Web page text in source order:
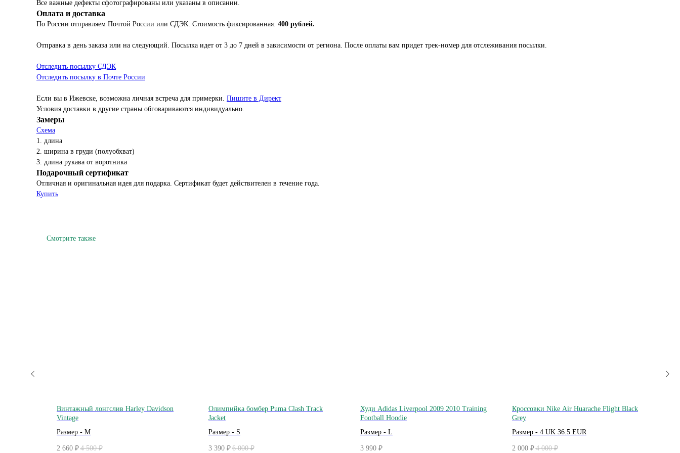
Все важные дефекты сфотографированы или указаны в описании.
Оплата и доставка
По России отправляем Почтой России или СДЭК. Стоимость фиксированная: 400 рублей.
Отправка в день заказа или на следующий. Посылка идет от 3 до 7 дней в зависимости от региона. После оплаты вам придет трек-номер для отслеживания посылки.
Отследить посылку СДЭК
Отследить посылку в Почте России
Если вы в Ижевске, возможна личная встреча для примерки. Пишите в Директ
Условия доставки в другие страны обговариваются индивидуально.
Замеры
Схема
1. длина
2. ширина в груди (полуобхват)
3. длина рукава от воротника
Подарочный сертификат
Отличная и оригинальная идея для подарка. Сертификат будет действителен в течение года.
Купить
Смотрите также
Винтажный лонгслив Harley Davidson
Vintage
Размер - M
2 660 ₽ 4 500 ₽
Олимпийка бомбер Puma Clash Track
Jacket
Размер - S
3 390 ₽ 6 000 ₽
Худи Adidas Liverpool 2009 2010 Training
Football Hoodie
Размер - L
3 990 ₽
Кроссовки Nike Air Huarache Flight Black
Grey
Размер - 4 UK 36.5 EUR
2 000 ₽ 4 000 ₽